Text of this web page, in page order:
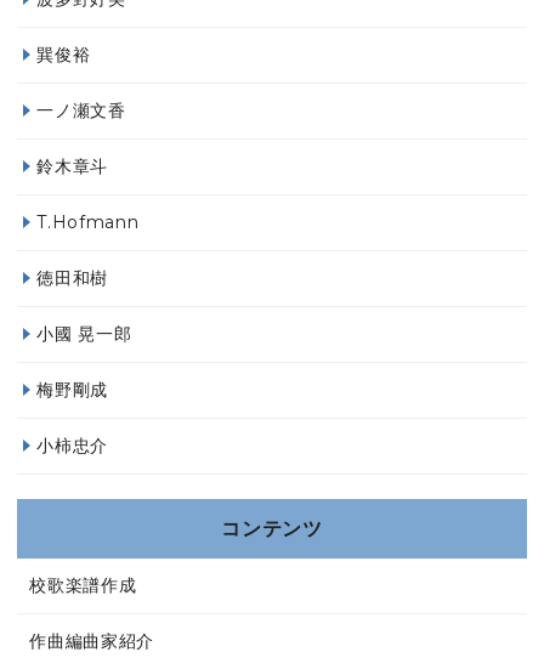
巽俊裕
一ノ瀬文香
鈴木章斗
T.Hofmann
徳田和樹
小國 晃一郎
梅野剛成
小柿忠介
コンテンツ
校歌楽譜作成
作曲編曲家紹介